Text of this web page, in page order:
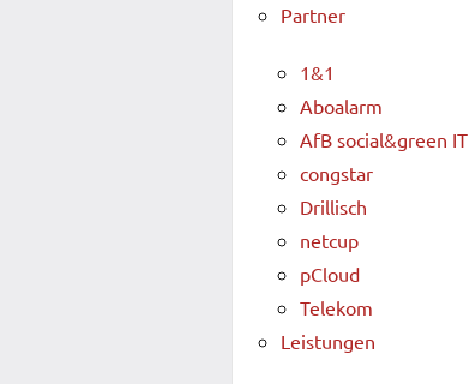
Partner
1&1
Aboalarm
AfB social&green IT
congstar
Drillisch
netcup
pCloud
Telekom
Leistungen